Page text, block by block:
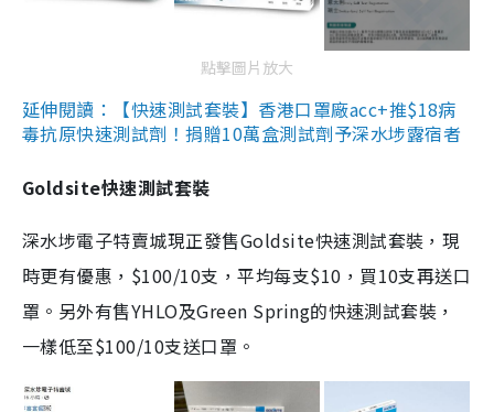
點擊圖片放大
延伸閱讀：【快速測試套裝】香港口罩廠acc+推$18病
毒抗原快速測試劑！捐贈10萬盒測試劑予深水埗露宿者
Goldsite快速測試套裝
深水埗電子特賣城現正發售Goldsite快速測試套裝，現
時更有優惠，$100/10支，平均每支$10，買10支再送口
罩。另外有售YHLO及Green Spring的快速測試套裝，
一樣低至$100/10支送口罩。